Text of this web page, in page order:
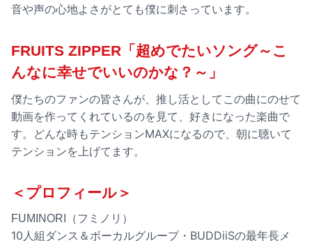
音や声の心地よさがとても僕に刺さっています。
FRUITS ZIPPER「超めでたいソング～こ
んなに幸せでいいのかな？～」
僕たちのファンの皆さんが、推し活としてこの曲にのせて
動画を作ってくれているのを見て、好きになった楽曲で
す。どんな時もテンションMAXになるので、朝に聴いて
テンションを上げてます。
＜プロフィール＞
FUMINORI（フミノリ）
10人組ダンス＆ボーカルグループ・BUDDiiSの最年長メ